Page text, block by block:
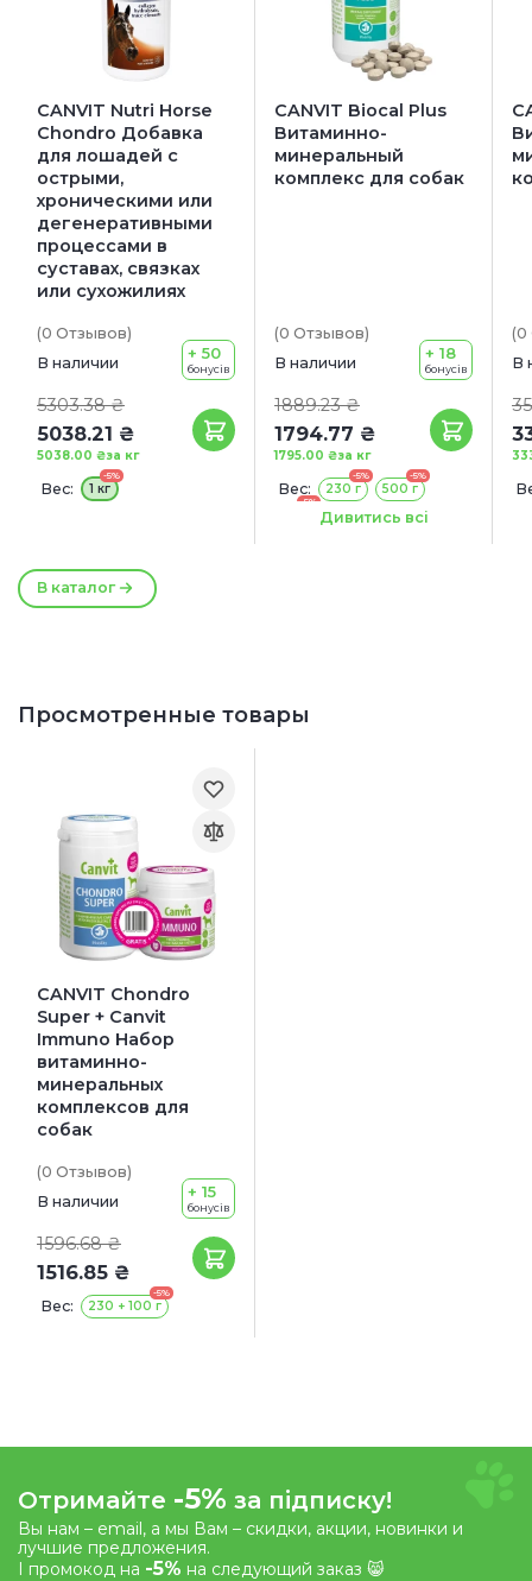
В каталог
CANVIT Nutri Horse
Chondro Добавка
для лошадей с
острыми,
хроническими или
дегенеративными
процессами в
суставах, связках
или сухожилиях
(0 Отзывов)
В наличии
5303.38 ₴
5038.21 ₴
за кг
5038.00 ₴
+ 50
бонусів
Вес:
-5%
1 кг
CANVIT Biocal Plus
Витаминно-
минеральный
комплекс для собак
(0 Отзывов)
В наличии
1889.23 ₴
1794.77 ₴
за кг
1795.00 ₴
+ 18
бонусів
Вес:
-5%
230 г
-5%
500 г
-5%
Дивитись всі
(0
В
Просмотренные товары
CANVIT Chondro
Super + Canvit
Immuno Набор
витаминно-
минеральных
комплексов для
собак
(0 Отзывов)
В наличии
1596.68 ₴
1516.85 ₴
+ 15
бонусів
Вес:
-5%
230 + 100 г
Отримайте -5% за підписку!
Вы нам – email, а мы Вам – скидки, акции, новинки и
лучшие предложения.
І промокод на -5% на следующий заказ 😸